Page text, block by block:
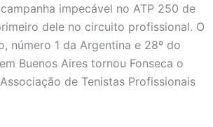
impecável no ATP 250 de
dele no circuito profissional. O
número 1 da Argentina e 28º do
Buenos Aires tornou Fonseca o
de Tenistas Profissionais